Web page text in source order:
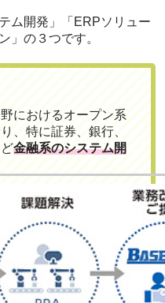
ム開発」「ERPソリュー
」の３つです。
におけるオープン系
、特に証券、銀行、
金融系のシステム開